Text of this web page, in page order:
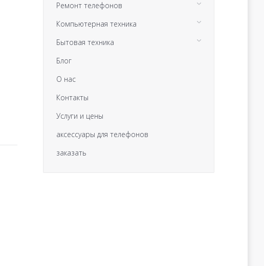
Ремонт телефонов
Компьютерная техника
Бытовая техника
Блог
О нас
Контакты
Услуги и цены
аксессуары для телефонов
заказать